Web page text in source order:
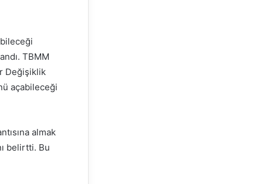
TBMM
Değişiklik
açabileceği
almak
belirtti. Bu